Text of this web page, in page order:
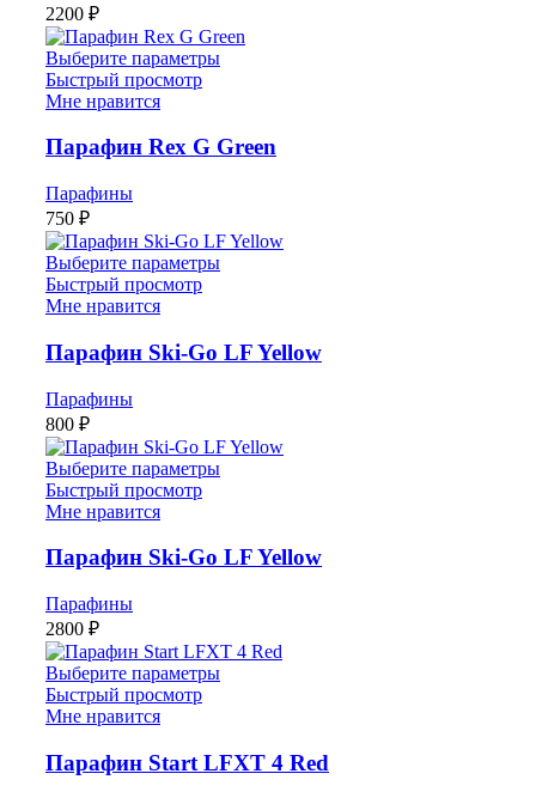
2200 ₽
Выберите параметры
Быстрый просмотр
Мне нравится
Парафин Rex G Green
Парафины
750 ₽
Выберите параметры
Быстрый просмотр
Мне нравится
Парафин Ski-Go LF Yellow
Парафины
800 ₽
Выберите параметры
Быстрый просмотр
Мне нравится
Парафин Ski-Go LF Yellow
Парафины
2800 ₽
Выберите параметры
Быстрый просмотр
Мне нравится
Парафин Start LFXT 4 Red